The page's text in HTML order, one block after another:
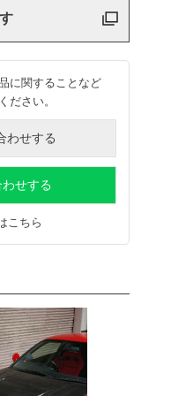
に関することなど
ださい。
わせする
せする
こちら